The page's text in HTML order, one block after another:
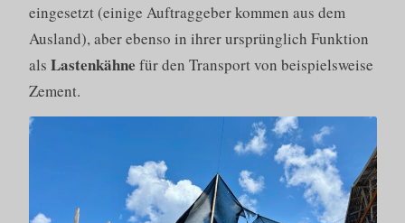
eingesetzt (einige Auftraggeber kommen aus dem
Ausland), aber ebenso in ihrer ursprünglich Funktion
als Lastenkähne für den Transport von beispielsweise
Zement.